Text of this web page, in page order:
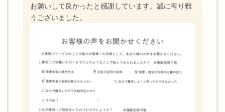
お願いして良かったと感謝しています。誠に有り難
うございました。